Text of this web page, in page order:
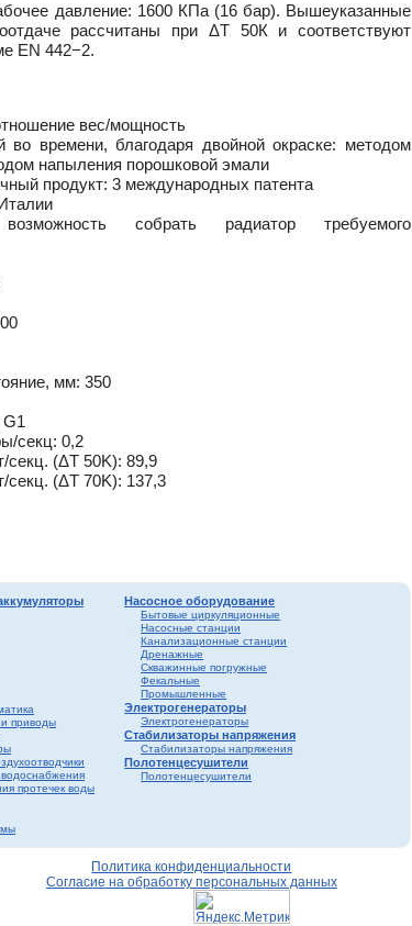
давление: 1600 КПа (16 бар). Вышеуказанные
рассчитаны при ΔТ 50К и соответствуют
EN 442−2.
вес/мощность
во времени, благодаря двойной окраске: методом
напыления порошковой эмали
продукт: 3 международных патента
возможность собрать радиатор требуемого
мм: 350
секц: 0,2
секц. (ΔT 50K): 89,9
секц. (ΔT 70K): 137,3
приводы
протечек воды
Насосное оборудование
Бытовые циркуляционные
Насосные станции
Канализационные станции
Дренажные
Скважинные погружные
Фекальные
Промышленные
Электрогенераторы
Электрогенераторы
Стабилизаторы напряжения
Стабилизаторы напряжения
Полотенцесушители
Полотенцесушители
Политика конфиденциальности
Согласие на обработку персональных данных